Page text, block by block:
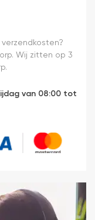
Wij zitten op 3
van 08:00 tot